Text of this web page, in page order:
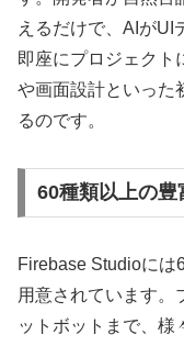
えるだけで、AIがUI
即座にプロジェクト
や画面設計といった
るのです。
60種類以上の豊
Firebase Studioには
用意されています。
ットボットまで、様